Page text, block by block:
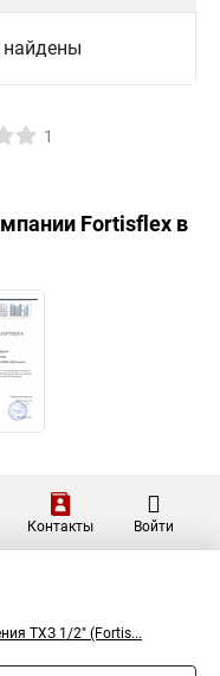
хомуты
Струбцины хомут
для стояка
труб к стене
диаметром 16
шлангов системы
хомут
найдены
1
Fortisflex в
Контакты Войти
ТХЗ 1/2" (Fortis...